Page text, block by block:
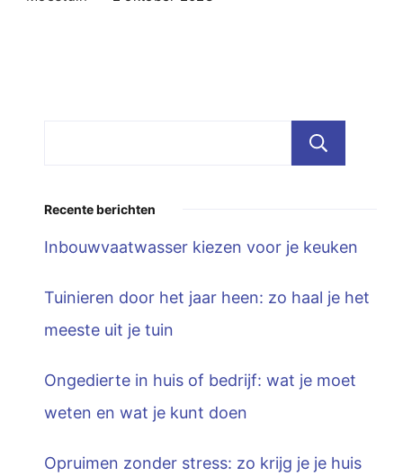
Recente berichten
Inbouwvaatwasser kiezen voor je keuken
Tuinieren door het jaar heen: zo haal je het
meeste uit je tuin
Ongedierte in huis of bedrijf: wat je moet
weten en wat je kunt doen
Opruimen zonder stress: zo krijg je je huis